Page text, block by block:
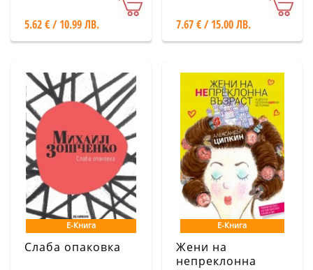
5.62 € / 10.99 ЛВ. 7.67 € / 15.00 ЛВ.
Е-Книга
Слаба опаковка
Е-Книга
Жени на
непреклонна